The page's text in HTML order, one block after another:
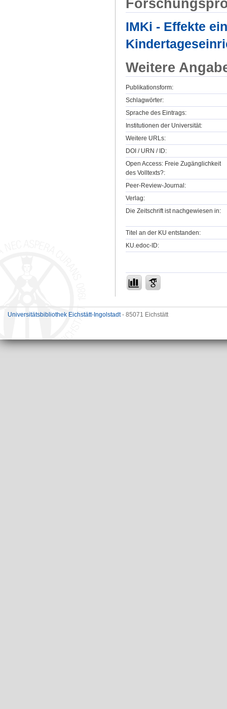
IMKi - Effekte
Weitere
Publikationsform:
Schlagwörter:
Sprache des Eintrags:
Institutionen der Universität:
Weitere URLs:
DOI / URN / ID:
Open Access: Freie Zugänglichkeit
des Volltexts?:
Peer-Review-Journal:
Verlag:
Die Zeitschrift ist nachgewiesen in:
Titel an der KU entstanden:
KU.edoc-ID:
Universitätsbibliothek Eichstätt-Ingolstadt- 85071 Eichstätt